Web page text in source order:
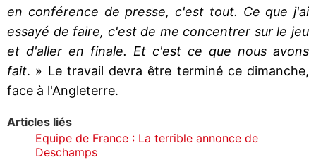
en conférence de presse, c'est tout. Ce que j'ai
essayé de faire, c'est de me concentrer sur le jeu
et d'aller en finale. Et c'est ce que nous avons
fait. » Le travail devra être terminé ce dimanche,
face à l'Angleterre.
Articles liés
Equipe de France : La terrible annonce de
Deschamps